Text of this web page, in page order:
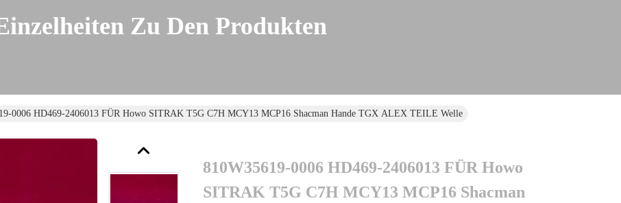
Zu Den Produkten
0006 HD469-2406013 FÜR Howo SITRAK T5G C7H MCY13 MCP16 Shacman Hande TGX ALEX TEILE Welle
810W35619-0006 HD469-2406013 FÜR Howo
SITRAK T5G C7H MCY13 MCP16 Shacman